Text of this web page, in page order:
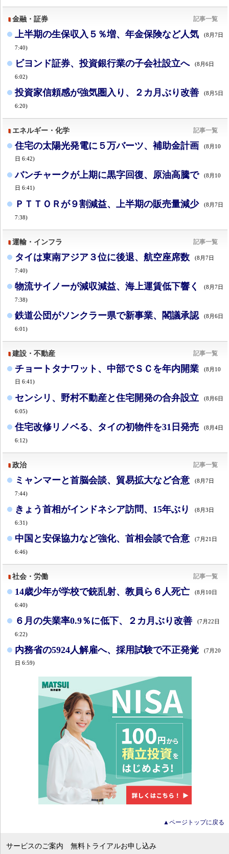
金融・証券 記事一覧
上半期の生保収入５％増、年金保険など人気 (8月7日
7:40)
ビヨンド証券、投資銀行業の子会社設立へ (8月6日
6:02)
投資家信頼感が強気圏入り、２カ月ぶり改善 (8月5日
6:20)
エネルギー・化学 記事一覧
住宅の太陽光発電に５万バーツ、補助金計画
(8月10
日 6:42)
バンチャークが上期に黒字回復、原油高騰で
(8月10
日 6:41)
ＰＴＴＯＲが９割減益、上半期の販売量減少 (8月7日
7:38)
運輸・インフラ 記事一覧
タイは東南アジア３位に後退、航空座席数 (8月7日
7:40)
物流サイノーが減収減益、海上運賃低下響く (8月7日
7:38)
鉄道公団がソンクラー県で新事業、閣議承認 (8月6日
6:01)
建設・不動産 記事一覧
チョートタナワット、中部でＳＣを年内開業
(8月10
日 6:41)
センシリ、野村不動産と住宅開発の合弁設立 (8月6日
6:05)
住宅改修リノベる、タイの初物件を31日発売 (8月4日
6:12)
政治 記事一覧
ミャンマーと首脳会談、貿易拡大など合意 (8月7日
7:44)
きょう首相がインドネシア訪問、15年ぶり (8月3日
6:31)
中国と安保協力など強化、首相会談で合意 (7月21日
6:46)
社会・労働 記事一覧
14歳少年が学校で銃乱射、教員ら６人死亡 (8月10日
6:40)
６月の失業率0.9％に低下、２カ月ぶり改善 (7月22日
6:22)
内務省の5924人解雇へ、採用試験で不正発覚
(7月20
日 6:59)
▲ページトップに戻る
サービスのご案内 無料トライアルお申し込み